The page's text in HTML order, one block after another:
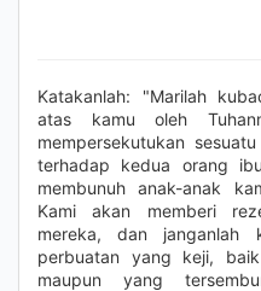
Katakanlah: "Marilah
atas kamu oleh
mempersekutukan
terhadap kedua orang
membunuh anak-anak
Kami akan memberi
mereka, dan janganlah
perbuatan yang keji,
maupun yang